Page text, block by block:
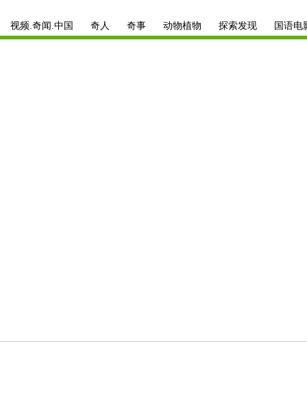
视频.奇闻.中国 奇人 奇事 动物植物 探索发现 国语电